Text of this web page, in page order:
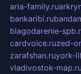
aria-family.ru
bankaribi.ru
blagodarenie-
cardvoice.ruzed-
zarafshan.ruyork-
vladivostok-map.ru